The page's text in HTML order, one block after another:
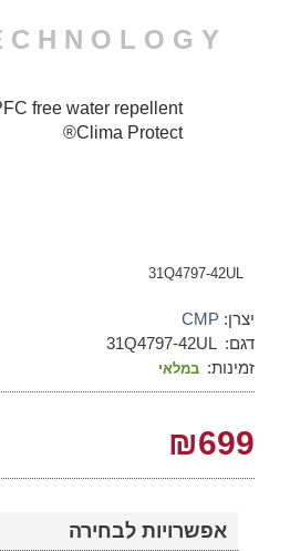
free water repellent
Clima Protect®
31Q4797-42UL
יצרן: CMP
דגם: 31Q4797-42UL
זמינות: במלאי
₪699
אפשרויות לבחירה